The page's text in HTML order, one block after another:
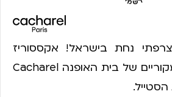
נחת בישראל! אקססוריז
ופריטי סטיילינג מקוריים של בית האופנה Cacharel